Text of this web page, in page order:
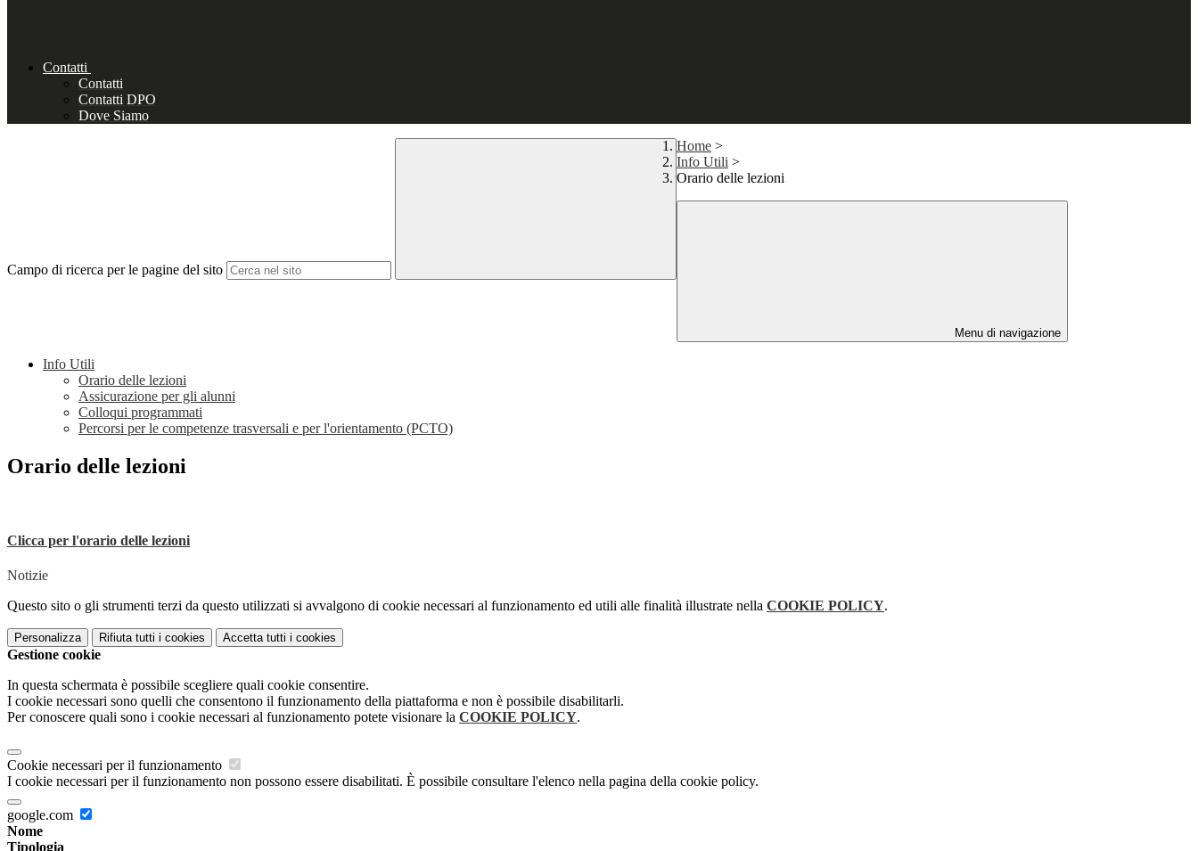
Contatti
Contatti
Contatti DPO
Dove Siamo
Campo di ricerca per le pagine del sito
Home >
Info Utili >
Orario delle lezioni
Menu di navigazione
Info Utili
Orario delle lezioni
Assicurazione per gli alunni
Colloqui programmati
Percorsi per le competenze trasversali e per l'orientamento (PCTO)
Orario delle lezioni
Clicca per l'orario delle lezioni
Notizie
Questo sito o gli strumenti terzi da questo utilizzati si avvalgono di cookie necessari al funzionamento ed utili alle finalità illustrate nella COOKIE POLICY.
Personalizza Rifiuta tutti i cookies Accetta tutti i cookies
Gestione cookie
In questa schermata è possibile scegliere quali cookie consentire.
I cookie necessari sono quelli che consentono il funzionamento della piattaforma e non è possibile disabilitarli.
Per conoscere quali sono i cookie necessari al funzionamento potete visionare la COOKIE POLICY.
Cookie necessari per il funzionamento
I cookie necessari per il funzionamento non possono essere disabilitati. È possibile consultare l'elenco nella pagina della cookie policy.
google.com
Nome
Tipologia